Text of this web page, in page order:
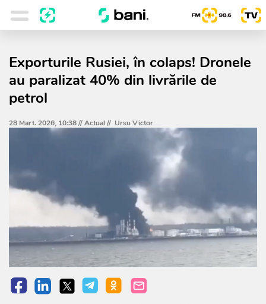
Exporturile Rusiei, în colaps! Dronele
au paralizat 40% din livrările de
petrol
28 Mart. 2026, 10:38 //Actual// Ursu Victor